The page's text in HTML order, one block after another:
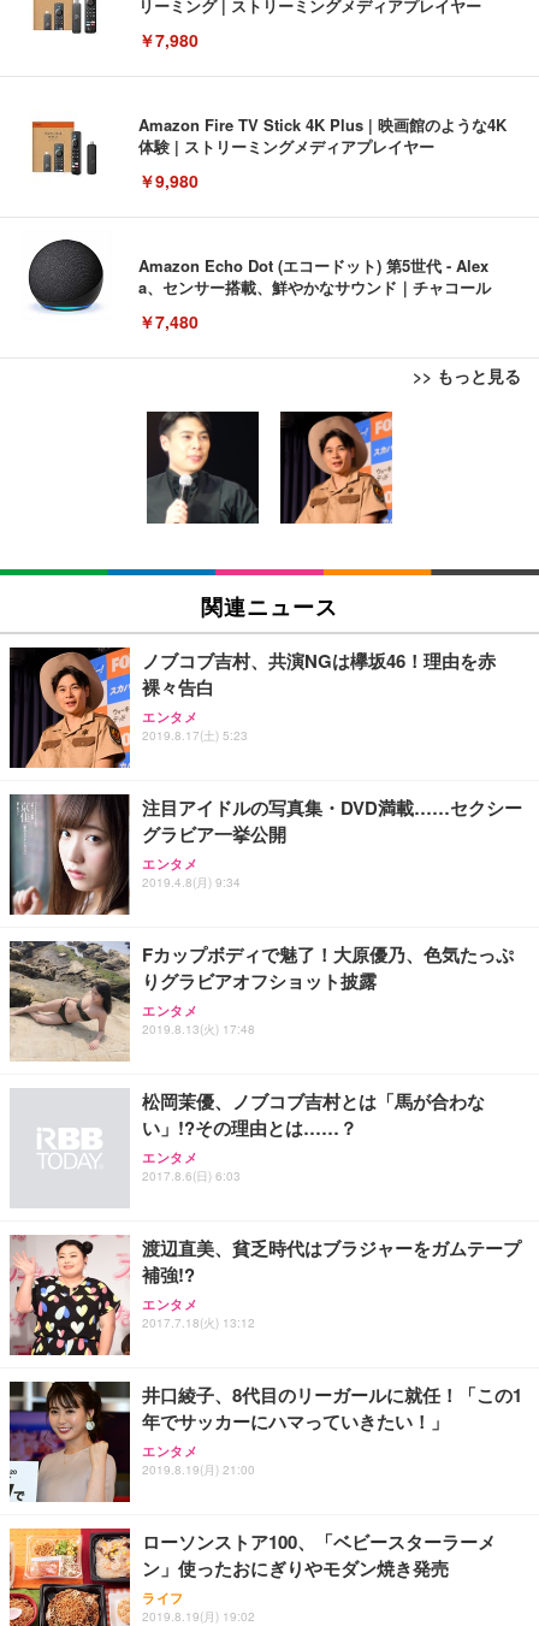
リーミング | ストリーミングメディアプレイヤー
￥7,980
Amazon Fire TV Stick 4K Plus | 映画館のような4K
体験 | ストリーミングメディアプレイヤー
￥9,980
Amazon Echo Dot (エコードット) 第5世代 - Alex
a、センサー搭載、鮮やかなサウンド｜チャコール
￥7,480
>> もっと見る
[EdoErgo] オフィスチェア 椅子 テレワーク 疲れな
い 跳ね上げ式アームレスト コンパクト 約105度ロッ
キング pc 事務椅子 360度回転 座面昇降 強化ナイロ
ン樹脂ベース 通気性メッシュ 在宅ワーク H-WY01
(黒網+黒枠+黒足)
￥5,699
SIHOO B100 オフィスチェア／デスクチェア メッシ
ュチェア 人間工学 疲れない ブラック
￥27,999
Sezlife オフィスチェア デスクチェア 疲れない テレ
ワーク チェア 強化バックレスト 30度ロッキング機
能 人間工学 椅子 腰サポート 90度跳ね上げ式アーム
ョン PCチェア 通気性メッシュ ゲーミング/勉強/事
務用 おしゃれ パソコンチェア (ブラック)
Sezlife オフィスチェア デスクチェア 疲れない テレ
ワーク チェア 強化バックレスト 30度ロッキング機
能 人間工学 椅子 腰サポート 90度跳ね上げ式アーム
務用 おしゃれ パソコンチェア (ホワイト)
ANDWINT オフィスチェア デスクチェア 肘なし メ
ッシュ 通気性 ランバーサポート付き 腰サポート ガ
ス圧無段階昇降 360度回転 キャスター付き コンパク
EIZO ビジネス向けプレミアムモニター | FlexScan
EV3240X-WT | 31.5型4K UHD・USB Type-C・ホワ
イト
￥105,595
EIZO ビジネス向けプレミアムモニター | FlexScan
￥109,572
【純正品】27"ゲーミングモニター DualSense 充電
フック付き（CFI-ZDM1J）
【整備済み品】Dell E2724HS 27インチ 液晶モニタ
ー フルHD（1920×1080）VA 非光沢 HDMI/DisplayP
ort/VGA スピーカー内蔵 高さ調整 スイベル VESA対
【MiniLED/24.5inch/280Hz/FHD】GRAPHT THE S
HOOTER Gaming Monitor 24” Essential ゲーミン
グモニター QD 24.5インチ 1ms FHD 量子ドット 残
Amazonベーシック ペットシーツ 薄型 レギュラー 1
回使い捨て 無香料 ホワイト 300枚
￥3,373
Amazonベーシック ペットシーツ 厚型 ワイド 42枚
x2袋(84枚) ホワイト(吸収面:ライトブルー)
￥3,234
ネオ・ルーライフ ネオ・オムツ L 中型犬用 26枚入
り 単品
Smart Basic(スマートベーシック) 【Amazon.co.jp
限定】 Smart Basic アイリスオーヤマ ペットシーツ
超厚型 お徳用 ワイド 100枚入 (x 1) (ケース販売)
アイリスオーヤマ ペットシーツ 超厚型 お徳用 レギ
ュラー 200枚入【Amazon.co.jp限定】
関連ニュース
ノブコブ吉村、共演NGは欅坂46！理由を赤
裸々告白
エンタメ
2019.8.17(土) 5:23
注目アイドルの写真集・DVD満載……セクシー
グラビア一挙公開
エンタメ
2019.4.8(月) 9:34
Fカップボディで魅了！大原優乃、色気たっぷ
りグラビアオフショット披露
エンタメ
2019.8.13(火) 17:48
松岡茉優、ノブコブ吉村とは「馬が合わな
い」!?その理由とは……？
エンタメ
2017.8.6(日) 6:03
渡辺直美、貧乏時代はブラジャーをガムテープ
補強!?
エンタメ
2017.7.18(火) 13:12
井口綾子、8代目のリーガールに就任！「この1
年でサッカーにハマっていきたい！」
エンタメ
2019.8.19(月) 21:00
ローソンストア100、「ベビースターラーメ
ン」使ったおにぎりやモダン焼き発売
ライフ
2019.8.19(月) 19:02